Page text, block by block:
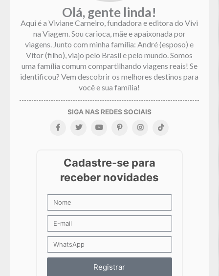
Olá, gente linda!
Aqui é a Viviane Carneiro, fundadora e editora do Vivi
na Viagem. Sou carioca, mãe e apaixonada por
viagens. Junto com minha família: André (esposo) e
Vitor (filho), viajo pelo Brasil e pelo mundo. Somos
uma família comum compartilhando viagens reais! Se
identificou? Vem descobrir os melhores destinos para
você e sua família!
Registrar